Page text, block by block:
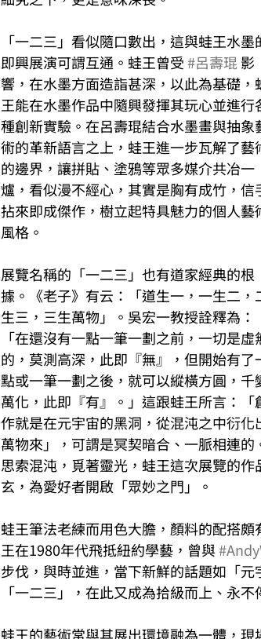
「一二三」看似隨口數出，這與蛙王水墨
即興展演可謂互通。蛙王曾受 #呂壽琨 影
響，在水墨方面造詣甚深，以此為基礎，
王能在水墨作品中隨興發揮其玩心並進行
種創新實驗。在呂壽琨結合水墨畫與抽象
術的革新語言之上，蛙王進一步瓦解了藝
的邊界，讓拼貼、塗鴉等眾多媒介共冶一
爐，看似漫不經心，其實是胸有成竹，信
拈來即成傑作，樹立起特具魅力的個人藝
風格。
展覽名稱的「一二三」也有道家經典的根
據。《老子》有云：「道生一，一生二，
生三，三生萬物」。吳宏一教授詮釋為：
「在還沒有一點一筆一劃之前，一切是虛
的，莫測高深，此即『無』，但開始有了
點或一筆一劃之後，就可以縱橫方圓，千
萬化，此即『有』。」這跟蛙王所言：「
作就是在元宇宙的黑洞，從混沌之中衍化
萬物來」，可謂是冥契暗合、一脈相連的
思索混沌，覓著靈光，蛙王這次展覽的
玄，為愛好者開啟「眾妙之門」。
蛙王筆法老練而用色大膽，顏料的配搭
王在1980年代飛抵紐約學藝，曾與
步伐，與時並進，當下新鮮的話題如「
「一二三」，在此又成為拾級而上、永不
蛙王的藝術常與其展出環境融為一體，